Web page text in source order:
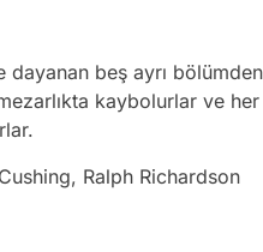
dayanan beş ayrı
kaybolurlar ve
Ralph Richardson